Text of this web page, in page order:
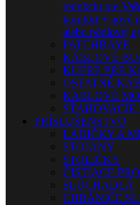
redukciu pre
komfort + nové
alebo pódiovej
PATCHBAYE
KÁBLOVÉ
KUFRE PRE
OSTATNÉ
KÁBLOVÉ
SŤAHOVACIE
PRÍSLUŠENSTVO
LADIČKY A
STOJANY
STOLIČKY
ČISTIACE
SLÚCHADLÁ
CHRÁNIČE